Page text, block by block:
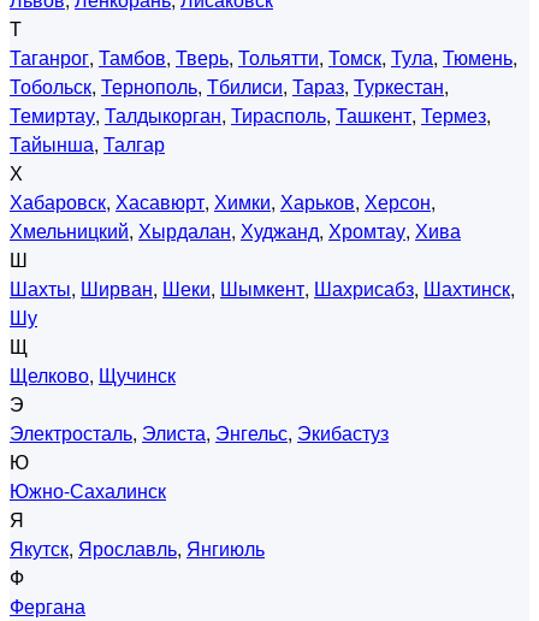
Т
Таганрог, Тамбов, Тверь, Тольятти, Томск, Тула, Тюмень,
Тобольск, Тернополь, Тбилиси, Тараз, Туркестан,
Темиртау, Талдыкорган, Тирасполь, Ташкент, Термез,
Тайынша, Талгар
Х
Хабаровск, Хасавюрт, Химки, Харьков, Херсон,
Хмельницкий, Хырдалан, Худжанд, Хромтау, Хива
Ш
Шахты, Ширван, Шеки, Шымкент, Шахрисабз, Шахтинск,
Шу
Щ
Щелково, Щучинск
Э
Электросталь, Элиста, Энгельс, Экибастуз
Ю
Южно-Сахалинск
Я
Якутск, Ярославль, Янгиюль
Ф
Фергана